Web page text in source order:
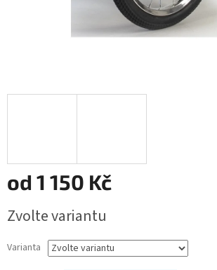
od 1 150 Kč
cena:
Zvolte variantu
Varianta